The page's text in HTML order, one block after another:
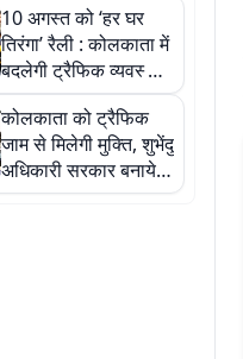
से समृद्ध था
10 अगस्त को ‘हर घर
तिरंगा’ रैली : कोलकाता में
बदलेगी ट्रैफिक व्यवस्था,
बंद रहेंगी प्रमुख सड़कें
कोलकाता को ट्रैफिक
जाम से मिलेगी मुक्ति, शुभेंदु
अधिकारी सरकार बनायेगी
रिंग रोड, फ्लाईओवर और